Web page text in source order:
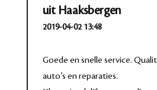
uit Haaksbergen
2019-04-02 13:48
Goede en snelle service.
auto’s en reparaties.